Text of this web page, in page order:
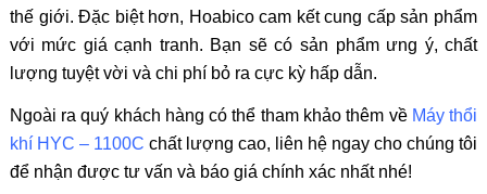
thế giới. Đặc biệt hơn, Hoabico cam kết cung cấp sản phẩm
với mức giá cạnh tranh. Bạn sẽ có sản phẩm ưng ý, chất
lượng tuyệt vời và chi phí bỏ ra cực kỳ hấp dẫn.
Ngoài ra quý khách hàng có thể tham khảo thêm về Máy thổi
khí HYC – 1100C chất lượng cao, liên hệ ngay cho chúng tôi
để nhận được tư vấn và báo giá chính xác nhất nhé!